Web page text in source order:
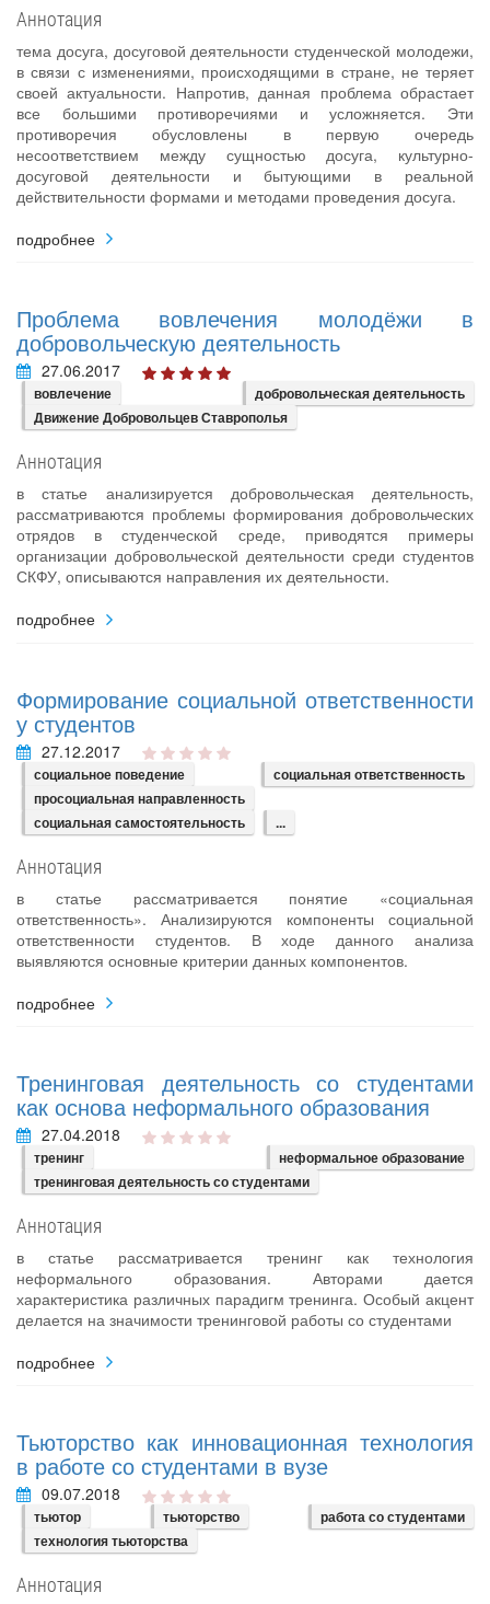
Аннотация
тема досуга, досуговой деятельности студенческой молодежи,
в связи с изменениями, происходящими в стране, не теряет
своей актуальности. Напротив, данная проблема обрастает
все большими противоречиями и усложняется. Эти
противоречия обусловлены в первую очередь
несоответствием между сущностью досуга, культурно-
досуговой деятельности и бытующими в реальной
действительности формами и методами проведения досуга.
подробнее
Проблема вовлечения молодёжи в
добровольческую деятельность
27.06.2017
вовлечение
добровольческая деятельность
Движение Добровольцев Ставрополья
Аннотация
в статье анализируется добровольческая деятельность,
рассматриваются проблемы формирования добровольческих
отрядов в студенческой среде, приводятся примеры
организации добровольческой деятельности среди студентов
СКФУ, описываются направления их деятельности.
подробнее
Формирование социальной ответственности
у студентов
27.12.2017
социальное поведение
социальная ответственность
просоциальная направленность
социальная самостоятельность
...
Аннотация
в статье рассматривается понятие «социальная
ответственность». Анализируются компоненты социальной
ответственности студентов. В ходе данного анализа
выявляются основные критерии данных компонентов.
подробнее
Тренинговая деятельность со студентами
как основа неформального образования
27.04.2018
тренинг
неформальное образование
тренинговая деятельность со студентами
Аннотация
в статье рассматривается тренинг как технология
неформального образования. Авторами дается
характеристика различных парадигм тренинга. Особый акцент
делается на значимости тренинговой работы со студентами
подробнее
Тьюторство как инновационная технология
в работе со студентами в вузе
09.07.2018
тьютор тьюторство
работа со студентами
технология тьюторства
Аннотация